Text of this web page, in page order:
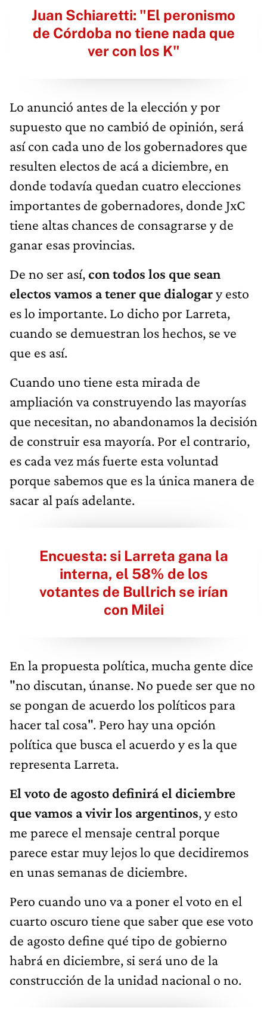
Juan Schiaretti: "El peronismo
de Córdoba no tiene nada que
ver con los K"
Lo anunció antes de la elección y por
supuesto que no cambió de opinión, será
así con cada uno de los gobernadores que
resulten electos de acá a diciembre, en
donde todavía quedan cuatro elecciones
importantes de gobernadores, donde JxC
tiene altas chances de consagrarse y de
ganar esas provincias.
De no ser así,con todos los que sean
electos vamos a tener que dialogary esto
es lo importante. Lo dicho por Larreta,
cuando se demuestran los hechos, se ve
que es así.
Cuando uno tiene esta mirada de
ampliación va construyendo las mayorías
que necesitan, no abandonamos la decisión
de construir esa mayoría. Por el contrario,
es cada vez más fuerte esta voluntad
porque sabemos que es la única manera de
sacar al país adelante.
Encuesta: si Larreta gana la
interna, el 58% de los
votantes de Bullrich se irían
con Milei
En la propuesta política, mucha gente dice
"no discutan, únanse. No puede ser que no
se pongan de acuerdo los políticos para
hacer tal cosa". Pero hay una opción
política que busca el acuerdo y es la que
representa Larreta.
El voto de agosto definirá el diciembre
que vamos a vivir los argentinos, y esto
me parece el mensaje central porque
parece estar muy lejos lo que decidiremos
en unas semanas de diciembre.
Pero cuando uno va a poner el voto en el
cuarto oscuro tiene que saber que ese voto
de agosto define qué tipo de gobierno
habrá en diciembre, si será uno de la
construcción de la unidad nacional o no.